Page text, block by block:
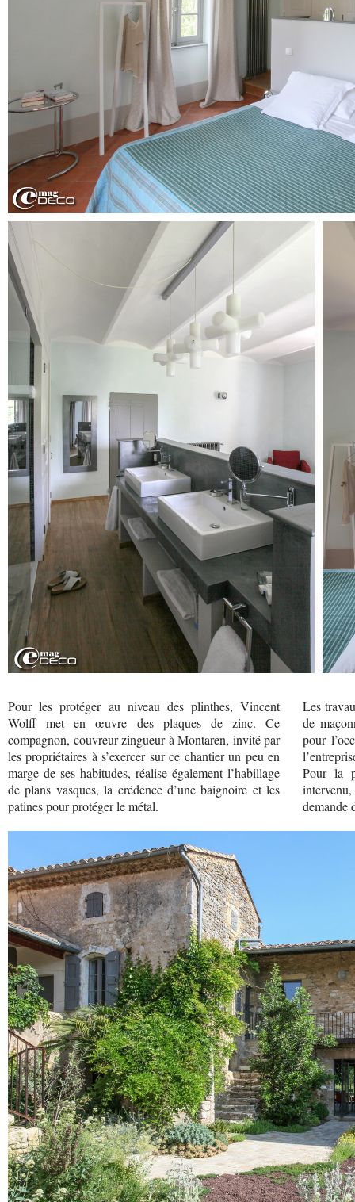
Pour les protéger au niveau des plinthes, Vincent
Wolff met en œuvre des plaques de zinc. Ce
compagnon, couvreur zingueur à Montaren, invité par
les propriétaires à s’exercer sur ce chantier un peu en
marge de ses habitudes, réalise également l’habillage
de plans vasques, la crédence d’une baignoire et les
patines pour protéger le métal.
Les
de
pour
Pour la
demande